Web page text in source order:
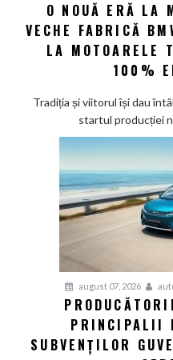
O NOUĂ ERĂ LA
VECHE FABRICĂ
LA MOTOARELE
100%
Tradiția și viitorul își dau
startul producției
august 07, 2026
PRINCIPALII
SUBVENȚILOR